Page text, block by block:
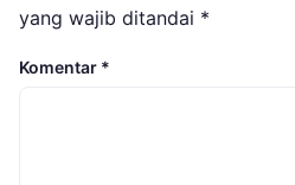
yang wajib ditandai *
Komentar *